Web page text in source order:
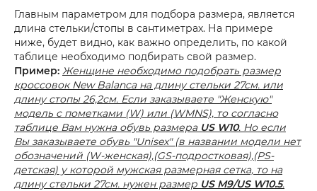
Главным параметром для подбора размера, является
длина стельки/стопы в сантиметрах. На примере
ниже, будет видно, как важно определить, по какой
таблице необходимо подбирать свой размер.
Пример: Женщине необходимо подобрать размер
кроссовок New Balanca на длину стельки 27см. или
длину стопы 26,2см. Если заказываете "Женскую"
модель с пометками (W) или (WMNS), то согласно
таблице Вам нужна обувь размера US W10. Но если
Вы заказываете обувь "Unisex" (в названии модели нет
обозначений (W-женская),(GS-подростковая),(PS-
детская) у которой мужская размерная сетка, то на
длину стельки 27см. нужен размер US M9/US W10.5.